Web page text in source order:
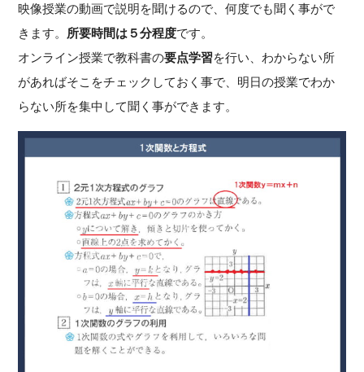
映像授業の動画で説明を聞けるので、何度でも聞く事がで
きます。 所要時間は５分程度です。
オンライン授業で教科書の要点学習を行い、わからない所
があればそこをチェックしておく事で、明日の授業でわか
らない所を集中して聞く事ができます。